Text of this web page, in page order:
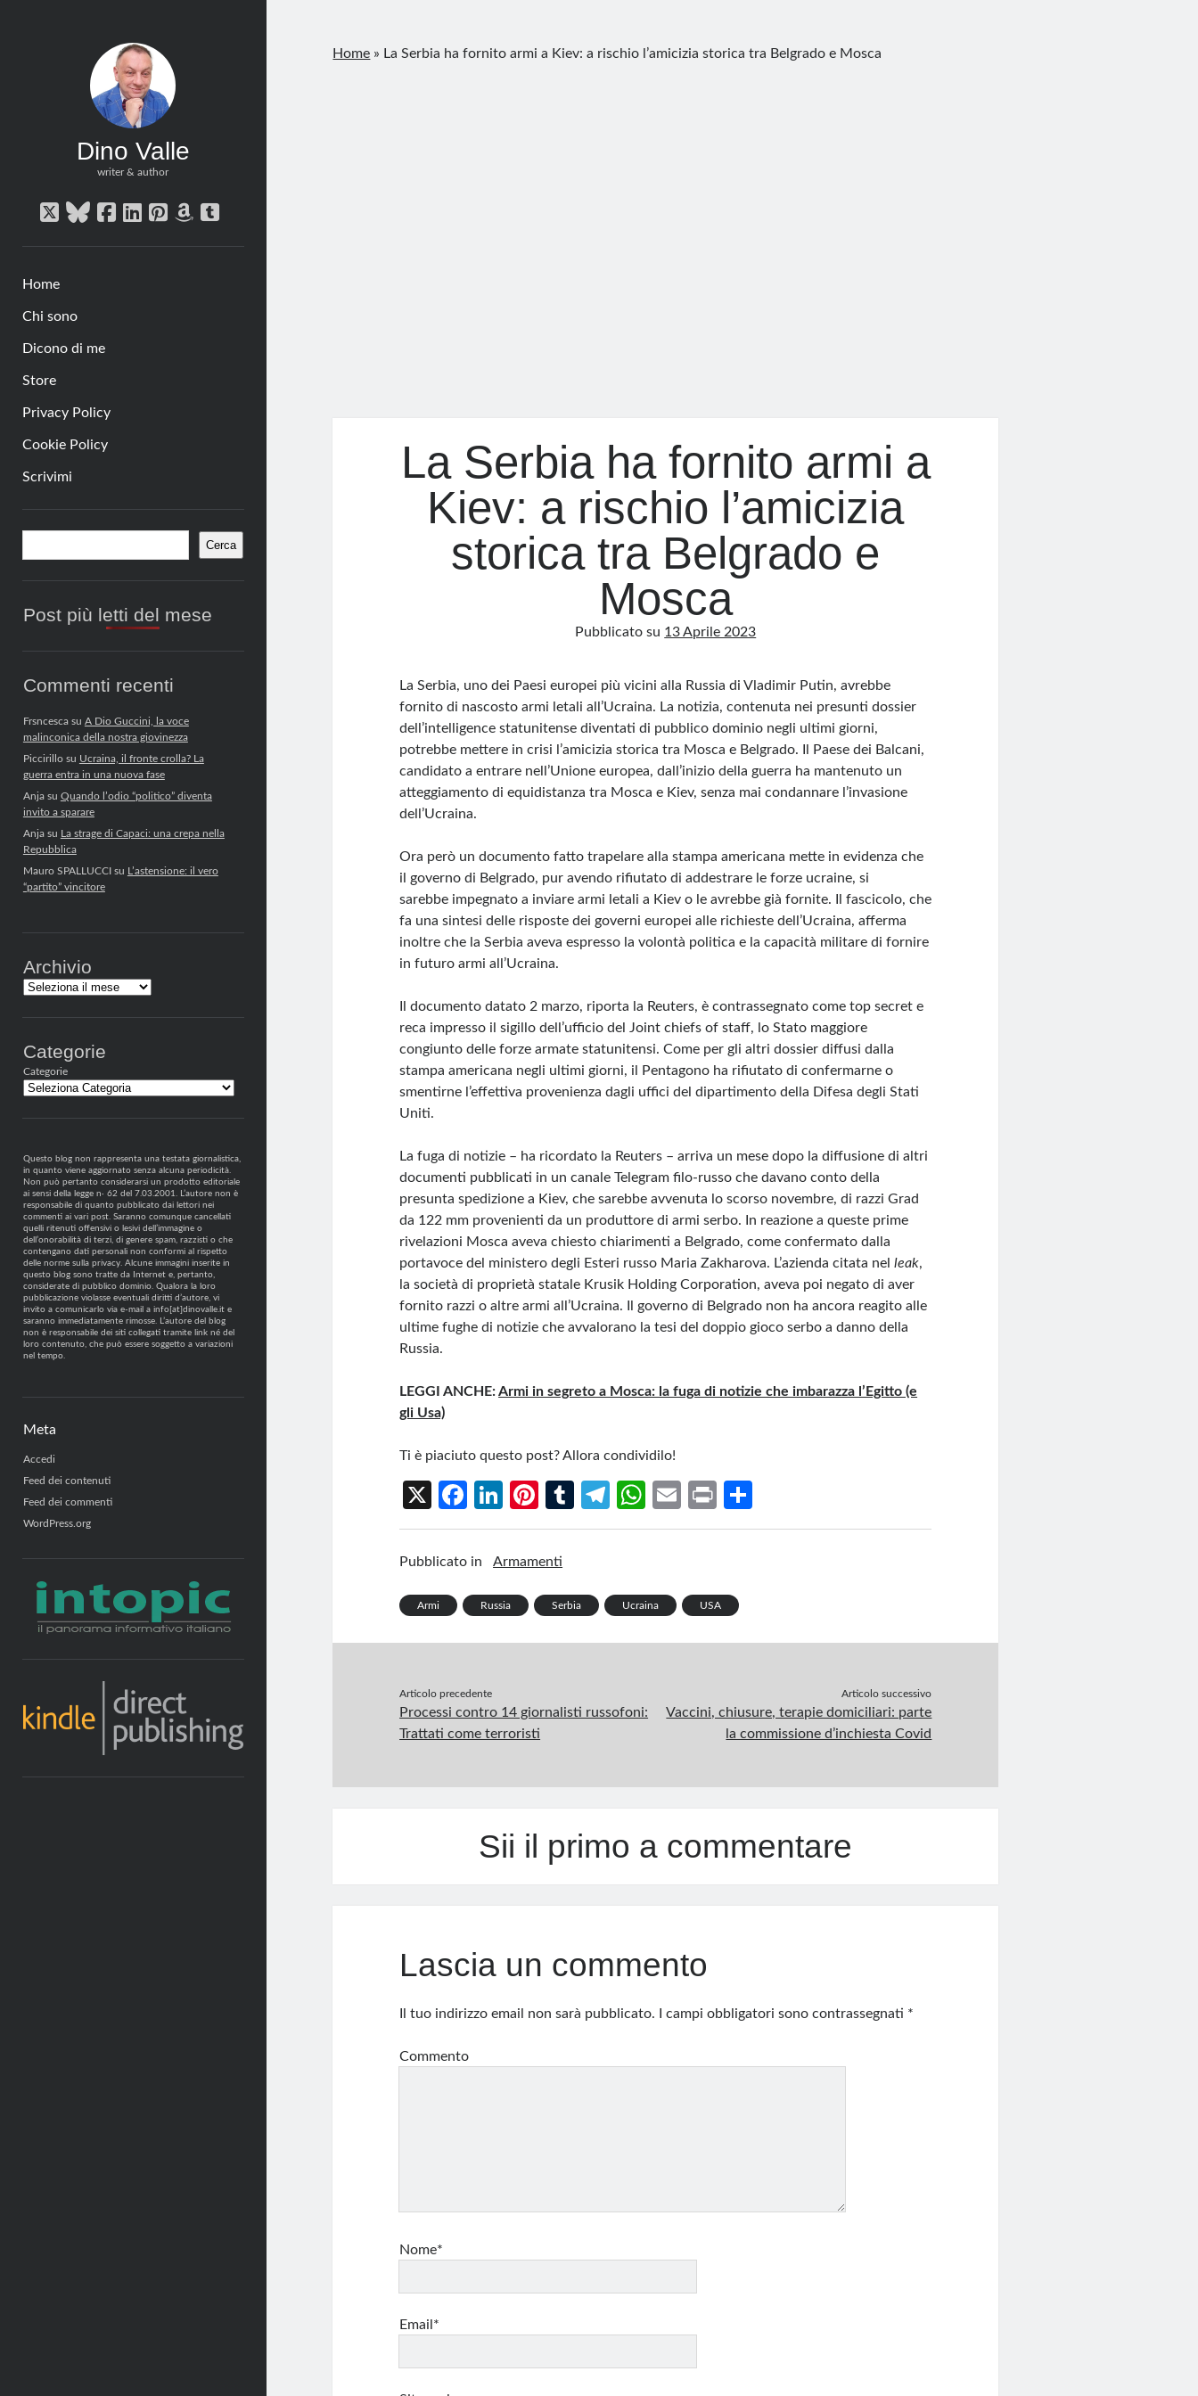
Dino Valle
writer & author
twitterbluesky
facebook
linkedin
pinterest
amazon
tumblr
Home
Chi sono
Dicono di me
Store
Privacy Policy
Cookie Policy
Scrivimi
Barra
laterale
Cerca
Post più letti del mese
Commenti recenti
Frsncescasu A Dio Guccini, la voce
malinconica della nostra giovinezza
Piccirillosu Ucraina, il fronte crolla? La
guerra entra in una nuova fase
Anjasu Quando l’odio “politico” diventa
invito a sparare
Anjasu La strage di Capaci: una crepa nella
Repubblica
Mauro SPALLUCCIsu L’astensione: il vero
“partito” vincitore
Archivio
Archivi
Categorie
Categorie
Questo blog non rappresenta una testata giornalistica,
in quanto viene aggiornato senza alcuna periodicità.
Non può pertanto considerarsi un prodotto editoriale
ai sensi della legge n· 62 del 7.03.2001. L’autore non è
responsabile di quanto pubblicato dai lettori nei
commenti ai vari post. Saranno comunque cancellati
quelli ritenuti offensivi o lesivi dell’immagine o
dell’onorabilità di terzi, di genere spam, razzisti o che
contengano dati personali non conformi al rispetto
delle norme sulla privacy. Alcune immagini inserite in
questo blog sono tratte da Internet e, pertanto,
considerate di pubblico dominio. Qualora la loro
pubblicazione violasse eventuali diritti d’autore, vi
invito a comunicarlo via e-mail a info[at]dinovalle.it e
saranno immediatamente rimosse. L’autore del blog
non è responsabile dei siti collegati tramite link né del
loro contenuto, che può essere soggetto a variazioni
nel tempo.
Meta
Accedi
Feed dei contenuti
Feed dei commenti
WordPress.org
Home » La Serbia ha fornito armi a Kiev: a rischio l’amicizia storica tra Belgrado e Mosca
La Serbia ha fornito armi a
Kiev: a rischio l’amicizia
storica tra Belgrado e
Mosca
Pubblicato su 13 Aprile 2023
La Serbia, uno dei Paesi europei più vicini alla Russia di Vladimir Putin, avrebbe
fornito di nascosto armi letali all’Ucraina. La notizia, contenuta nei presunti dossier
dell’intelligence statunitense diventati di pubblico dominio negli ultimi giorni,
potrebbe mettere in crisi l’amicizia storica tra Mosca e Belgrado. Il Paese dei Balcani,
candidato a entrare nell’Unione europea, dall’inizio della guerra ha mantenuto un
atteggiamento di equidistanza tra Mosca e Kiev, senza mai condannare l’invasione
dell’Ucraina.
Ora però un documento fatto trapelare alla stampa americana mette in evidenza che
il governo di Belgrado, pur avendo rifiutato di addestrare le forze ucraine, si
sarebbe impegnato a inviare armi letali a Kiev o le avrebbe già fornite. Il fascicolo, che
fa una sintesi delle risposte dei governi europei alle richieste dell’Ucraina, afferma
inoltre che la Serbia aveva espresso la volontà politica e la capacità militare di fornire
in futuro armi all’Ucraina.
Il documento datato 2 marzo, riporta la Reuters, è contrassegnato come top secret e
reca impresso il sigillo dell’ufficio del Joint chiefs of staff, lo Stato maggiore
congiunto delle forze armate statunitensi. Come per gli altri dossier diffusi dalla
stampa americana negli ultimi giorni, il Pentagono ha rifiutato di confermarne o
smentirne l’effettiva provenienza dagli uffici del dipartimento della Difesa degli Stati
Uniti.
La fuga di notizie – ha ricordato la Reuters – arriva un mese dopo la diffusione di altri
documenti pubblicati in un canale Telegram filo-russo che davano conto della
presunta spedizione a Kiev, che sarebbe avvenuta lo scorso novembre, di razzi Grad
da 122 mm provenienti da un produttore di armi serbo. In reazione a queste prime
rivelazioni Mosca aveva chiesto chiarimenti a Belgrado, come confermato dalla
portavoce del ministero degli Esteri russo Maria Zakharova. L’azienda citata nelleak,
la società di proprietà statale Krusik Holding Corporation, aveva poi negato di aver
fornito razzi o altre armi all’Ucraina. Il governo di Belgrado non ha ancora reagito alle
ultime fughe di notizie che avvalorano la tesi del doppio gioco serbo a danno della
Russia.
LEGGI ANCHE:Armi in segreto a Mosca: la fuga di notizie che imbarazza l’Egitto (e
gli Usa)
Ti è piaciuto questo post? Allora condividilo!
X
Fa
ce
b
o
k
Li
n
ke
n
Pi
nt
er
t
T
u
r
Te
le
m
W
h
A
p
E
m
Pr
in h
Pubblicato in Armamenti
Armi Russia Serbia Ucraina USA
Articolo precedente
Processi contro 14 giornalisti russofoni:
Trattati come terroristi
Articolo successivo
Vaccini, chiusure, terapie domiciliari: parte
la commissione d’inchiesta Covid
Sii il primo a commentare
Lascia un commento
Il tuo indirizzo email non sarà pubblicato. I campi obbligatori sono contrassegnati *
Commento
Nome*
Email*